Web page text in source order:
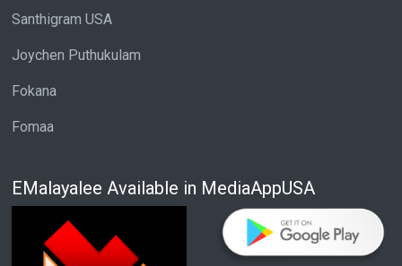
Santhigram USA
Joychen Puthukulam
Fokana
Fomaa
EMalayalee Available in MediaAppUSA